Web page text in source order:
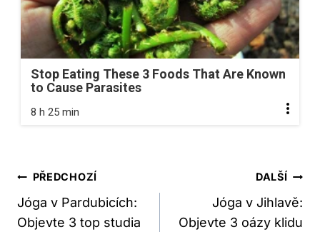
Stop Eating These 3 Foods That Are Known
to Cause Parasites
8 h 25 min
Navigace
Pro
PŘEDCHOZÍ
Jóga v Pardubicích:
Objevte 3 top studia
DALŠÍ
Jóga v Jihlavě:
Objevte 3 oázy klidu